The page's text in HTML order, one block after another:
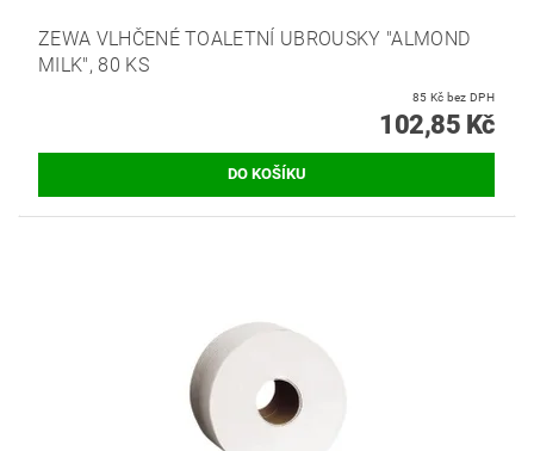
ZEWA VLHČENÉ TOALETNÍ UBROUSKY "ALMOND
MILK", 80 KS
85 Kč bez DPH
102,85 Kč